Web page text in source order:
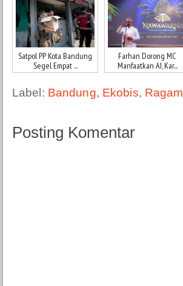
Satpol PP Kota Bandung
Segel Empat ...
Farhan Dorong MC
Manfaatkan AI, Kar...
Label: Bandung, Ekobis, Ragam
Posting Komentar